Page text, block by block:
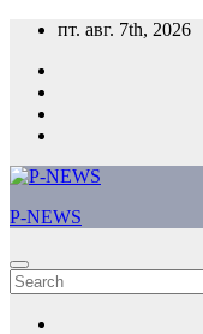
Skip
content
пт. авг. 7th, 2026
P-NEWS